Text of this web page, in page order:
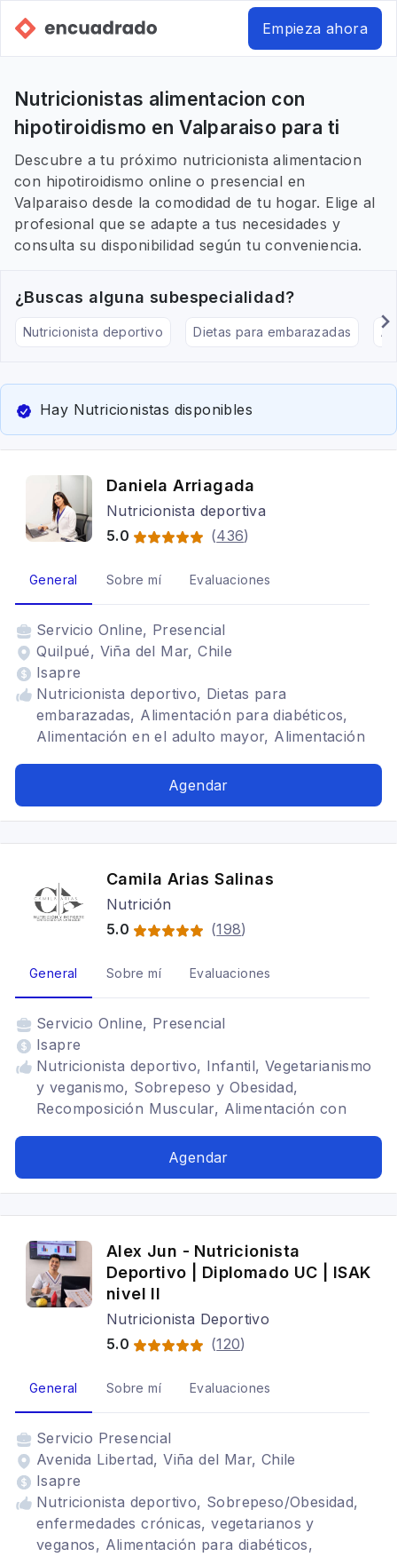
Empieza ahora
Nutricionistas alimentacion con
hipotiroidismo en Valparaiso para ti
Descubre a tu próximo nutricionista alimentacion
con hipotiroidismo online o presencial en
Valparaiso desde la comodidad de tu hogar. Elige al
profesional que se adapte a tus necesidades y
consulta su disponibilidad según tu conveniencia.
¿Buscas alguna subespecialidad?
Nutricionista deportivo Dietas para embarazadas
Hay Nutricionistas disponibles
Daniela Arriagada
Nutricionista deportiva
5.0
(436)
General Sobre mí Evaluaciones
Servicio Online, Presencial
Quilpué, Viña del Mar, Chile
Isapre
Nutricionista deportivo, Dietas para
embarazadas, Alimentación para diabéticos,
Alimentación en el adulto mayor, Alimentación
celiacos, Alimentación para colon irritable,
digestivos, Vegetarianismo y veganismo, SIBO
Agendar
Camila Arias Salinas
Nutrición
5.0
(198)
General Sobre mí Evaluaciones
Servicio Online, Presencial
Isapre
Nutricionista deportivo, Infantil, Vegetarianismo
y veganismo, Sobrepeso y Obesidad,
Recomposición Muscular, Alimentación con
Embarazadas/NodrizasAgendar
Alex Jun - Nutricionista
Deportivo | Diplomado UC | ISAK
nivel II
Nutricionista Deportivo
5.0
(120)
General Sobre mí Evaluaciones
Servicio Presencial
Avenida Libertad, Viña del Mar, Chile
Isapre
Nutricionista deportivo, Sobrepeso/Obesidad,
enfermedades crónicas, vegetarianos y
veganos, Alimentación para diabéticos,